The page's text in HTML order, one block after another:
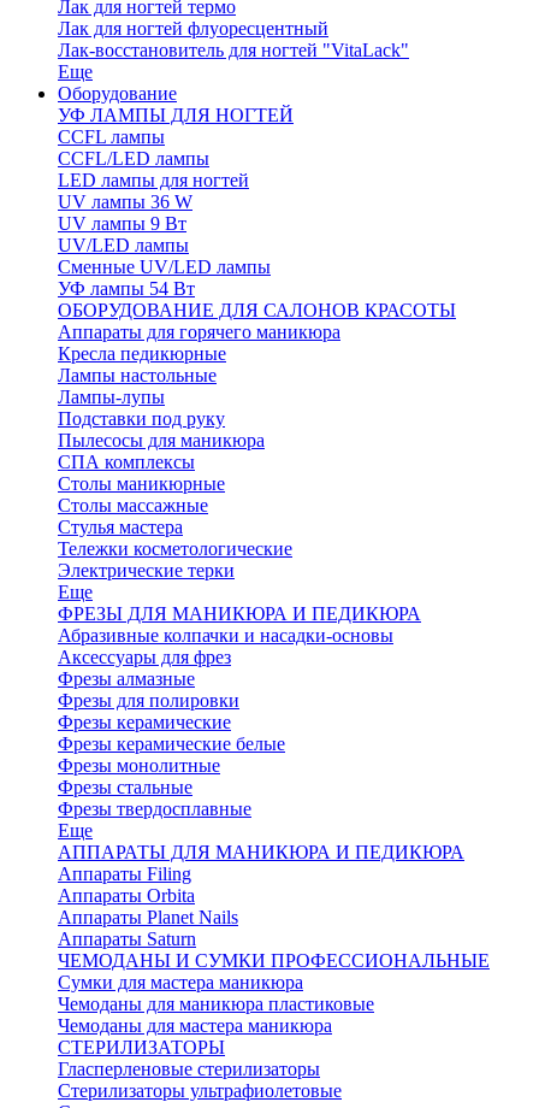
Лак для ногтей термо
Лак для ногтей флуоресцентный
Лак-восстановитель для ногтей "VitaLack"
Еще
Оборудование
УФ ЛАМПЫ ДЛЯ НОГТЕЙ
CCFL лампы
CCFL/LED лампы
LED лампы для ногтей
UV лампы 36 W
UV лампы 9 Вт
UV/LED лампы
Сменные UV/LED лампы
УФ лампы 54 Вт
ОБОРУДОВАНИЕ ДЛЯ САЛОНОВ КРАСОТЫ
Аппараты для горячего маникюра
Кресла педикюрные
Лампы настольные
Лампы-лупы
Подставки под руку
Пылесосы для маникюра
СПА комплексы
Столы маникюрные
Столы массажные
Стулья мастера
Тележки косметологические
Электрические терки
Еще
ФРЕЗЫ ДЛЯ МАНИКЮРА И ПЕДИКЮРА
Абразивные колпачки и насадки-основы
Аксессуары для фрез
Фрезы алмазные
Фрезы для полировки
Фрезы керамические
Фрезы керамические белые
Фрезы монолитные
Фрезы стальные
Фрезы твердосплавные
Еще
АППАРАТЫ ДЛЯ МАНИКЮРА И ПЕДИКЮРА
Аппараты Filing
Аппараты Orbita
Аппараты Planet Nails
Аппараты Saturn
ЧЕМОДАНЫ И СУМКИ ПРОФЕССИОНАЛЬНЫЕ
Сумки для мастера маникюра
Чемоданы для маникюра пластиковые
Чемоданы для мастера маникюра
СТЕРИЛИЗАТОРЫ
Гласперленовые стерилизаторы
Стерилизаторы ультрафиолетовые